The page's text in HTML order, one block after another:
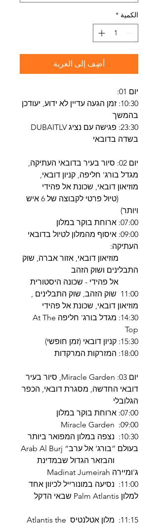
الكمية *
أضِف إلى العربة
יום 01:
10:30: זמן הגעה עדיין לא ידוע, יעודכן
בהמשך
23:30: פגישה עם נציג DUBAITLV
בשדה בדובאי
יום 02: סיור בעיר בדובאי העתיקה,
מגדל בורג' חליפה, קניון דובאי,
מוזיאון דובאי, שכונת אל פהידי
(טיול פרטי לקבוצה של 6 איש
ויותר)
07:00: ארוחת בוקר במלון
09:00: איסוף מהמלון לטיול בדובאי
העתיקה:
מוזיאון דובאי, אזור אברה, שוק
התבלינים ושוק הזהב
אל פהידי - שכונה היסטורית
11:00 שוק הזהב, שוק התבלינים ,
מוזיאון דובאי, שכונת אל פהידי
14:30: מגדל בורג' חליפה At The
Top
15:30: קניון דובאי (זמן חופשי)
18:00: המזרקות המרקדות
יום 03: Miracle Garden, סיור בעיר
דובאי החדשה, מסגרת דובאי, הכפר
הגלובלי
07:00: ארוחת בוקר במלון
09:00: Miracle Garden
10:30: נצפה במלון המפואר ביותר
בעולם ”בורג‘ אל ערב“ Arab Al Burj
והבזאר הגדול שבמדינת
ג'ומיירה Madinat Jumeirah
11:00: נסיעה במונורייל לכיוון אחד
למלון Palm Atlantis שבאי הדקל
11:15: מלון אטלנטיס Atlantis the